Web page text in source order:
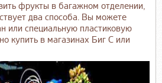
фрукты в багажном отделении,
два способа. Вы можете
или специальную пластиковую
купить в магазинах Биг С или